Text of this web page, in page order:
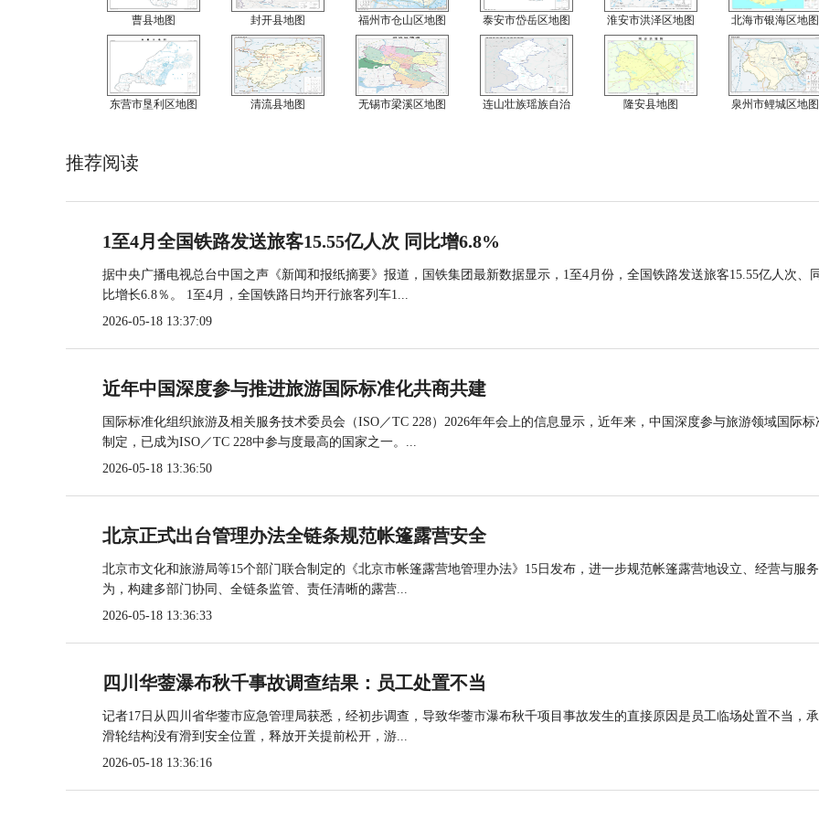
曹县地图 封开县地图 福州市仓山区地图 泰安市岱岳区地图 淮安市洪泽区地图 北海市银海区地图
东营市垦利区地图 清流县地图 无锡市梁溪区地图 连山壮族瑶族自治 隆安县地图 泉州市鲤城区地图
推荐阅读
1至4月全国铁路发送旅客15.55亿人次 同比增6.8%
据中央广播电视总台中国之声《新闻和报纸摘要》报道，国铁集团最新数据显示，1至4月份，全国铁路发送旅客15.55亿人次、
比增长6.8％。 1至4月，全国铁路日均开行旅客列车1...
2026-05-18 13:37:09
近年中国深度参与推进旅游国际标准化共商共建
国际标准化组织旅游及相关服务技术委员会（ISO／TC 228）2026年年会上的信息显示，近年来，中国深度参与旅游领域国际标
制定，已成为ISO／TC 228中参与度最高的国家之一。...
2026-05-18 13:36:50
北京正式出台管理办法全链条规范帐篷露营安全
北京市文化和旅游局等15个部门联合制定的《北京市帐篷露营地管理办法》15日发布，进一步规范帐篷露营地设立、经营与服
为，构建多部门协同、全链条监管、责任清晰的露营...
2026-05-18 13:36:33
四川华蓥瀑布秋千事故调查结果：员工处置不当
记者17日从四川省华蓥市应急管理局获悉，经初步调查，导致华蓥市瀑布秋千项目事故发生的直接原因是员工临场处置不当，
滑轮结构没有滑到安全位置，释放开关提前松开，游...
2026-05-18 13:36:16